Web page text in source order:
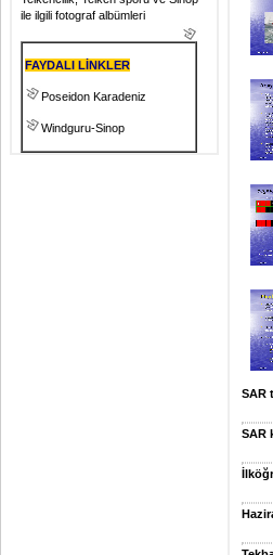
ile ilgili fotograf albümleri
FAYDALI LİNKLER
Poseidon Karadeniz
Windguru-Sinop
SAR
SAR